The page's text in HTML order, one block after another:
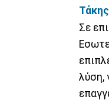
Σε
λύση,